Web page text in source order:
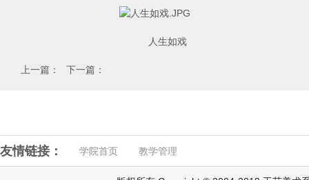
人生如戏
上一篇： 下一篇：
友情链接： 学院首页 教学管理